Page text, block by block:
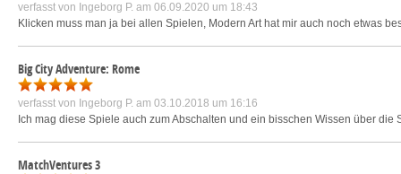
verfasst von Ingeborg P. am 06.09.2020 um 18:43
Klicken muss man ja bei allen Spielen, Modern Art hat mir auch noch etwas
Big City Adventure: Rome
verfasst von Ingeborg P. am 03.10.2018 um 16:16
Ich mag diese Spiele auch zum Abschalten und ein bisschen Wissen über die
MatchVentures 3